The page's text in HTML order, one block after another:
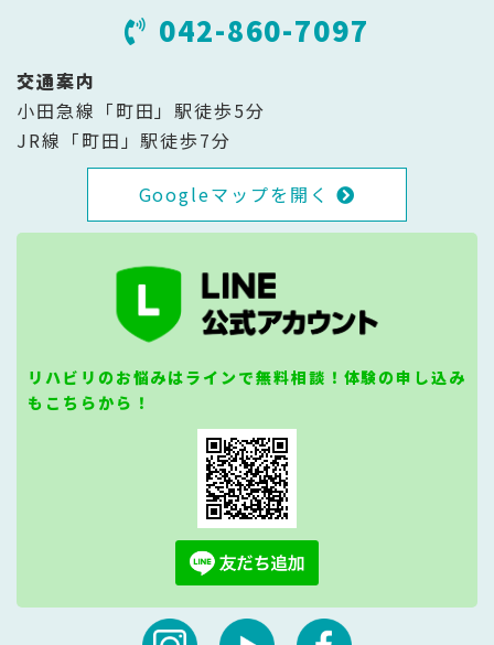
042-860-7097
交通案内
小田急線「町田」駅徒歩5分
JR線「町田」駅徒歩7分
Googleマップを開く
リハビリのお悩みはラインで無料相談！体験の申し込み
もこちらから！